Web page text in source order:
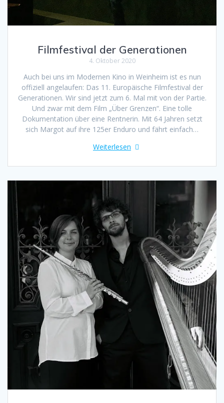
Filmfestival der Generationen
4. Oktober 2020
Auch bei uns im Modernen Kino in Weinheim ist es nun
offiziell angelaufen: Das 11. Europäische Filmfestival der
Generationen. Wir sind jetzt zum 6. Mal mit von der Partie.
Und zwar mit dem Film „Über Grenzen“. Eine tolle
Dokumentation über eine Rentnerin. Mit 64 Jahren setzt
sich Margot auf ihre 125er Enduro und fährt einfach…
Weiterlesen